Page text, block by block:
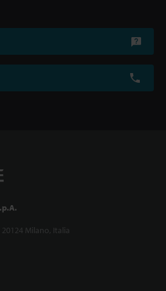
Milano, Italia